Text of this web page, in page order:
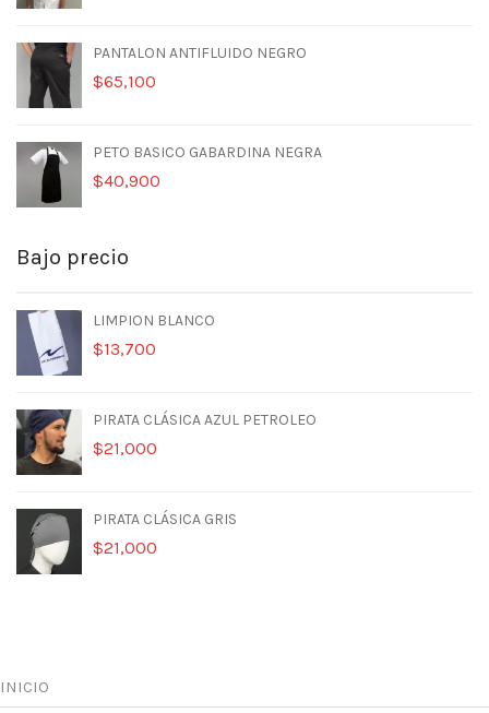
PANTALON ANTIFLUIDO NEGRO
$65,100
PETO BASICO GABARDINA NEGRA
$40,900
Bajo precio
LIMPION BLANCO
$13,700
PIRATA CLÁSICA AZUL PETROLEO
$21,000
PIRATA CLÁSICA GRIS
$21,000
INICIO